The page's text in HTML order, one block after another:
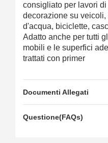
consigliato per lavori
decorazione su
d'acqua, biciclette,
Adatto anche per tutti
mobili e le superfici
trattati con primer
Documenti Allegati
Questione(FAQs)